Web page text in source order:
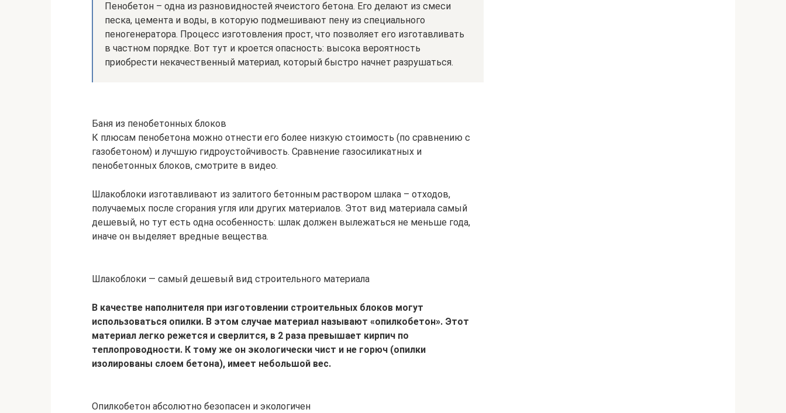
Пенобетон – одна из разновидностей ячеистого бетона. Его делают из смеси
песка, цемента и воды, в которую подмешивают пену из специального
пеногенератора. Процесс изготовления прост, что позволяет его изготавливать
в частном порядке. Вот тут и кроется опасность: высока вероятность
приобрести некачественный материал, который быстро начнет разрушаться.
Баня из пенобетонных блоков
К плюсам пенобетона можно отнести его более низкую стоимость (по сравнению с
газобетоном) и лучшую гидроустойчивость. Сравнение газосиликатных и
пенобетонных блоков, смотрите в видео.
Шлакоблоки изготавливают из залитого бетонным раствором шлака – отходов,
получаемых после сгорания угля или других материалов. Этот вид материала самый
дешевый, но тут есть одна особенность: шлак должен вылежаться не меньше года,
иначе он выделяет вредные вещества.
Шлакоблоки — самый дешевый вид строительного материала
В качестве наполнителя при изготовлении строительных блоков могут
использоваться опилки. В этом случае материал называют «опилкобетон». Этот
материал легко режется и сверлится, в 2 раза превышает кирпич по
теплопроводности. К тому же он экологически чист и не горюч (опилки
изолированы слоем бетона), имеет небольшой вес.
Опилкобетон абсолютно безопасен и экологичен